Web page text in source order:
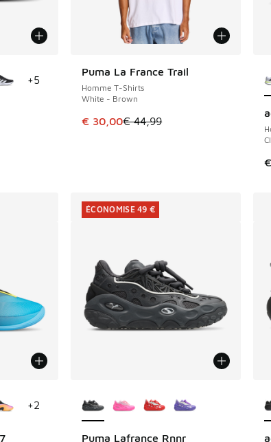
+5
Puma La France Trail
Homme T-Shirts
White - Brown
Cet article est en promotion. Prix en
€ 30,00€ 44,99
ÉCONOMISE 14 €
+2
Puma Lafrance Rnnr
ÉCONOMISE 49 €